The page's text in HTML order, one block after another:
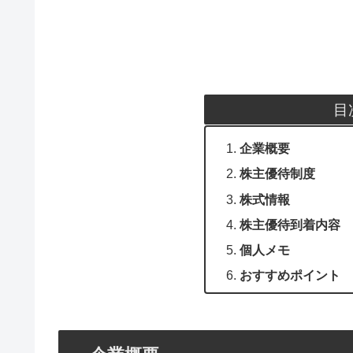
目
企業概要
株主優待制度
株式情報
株主優待到着内容
個人メモ
おすすめポイント